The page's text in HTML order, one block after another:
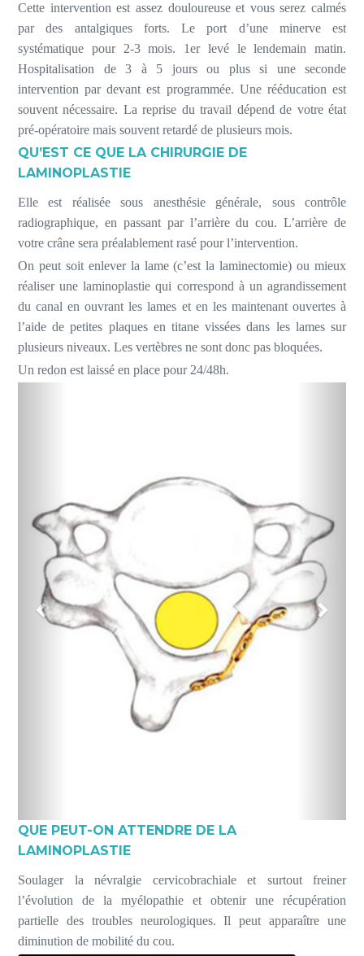
Cette intervention est assez douloureuse et vous serez calmés
par des antalgiques forts. Le port d’une minerve est
systématique pour 2-3 mois. 1er levé le lendemain matin.
Hospitalisation de 3 à 5 jours ou plus si une seconde
intervention par devant est programmée. Une rééducation est
souvent nécessaire. La reprise du travail dépend de votre état
pré-opératoire mais souvent retardé de plusieurs mois.
QU’EST CE QUE LA CHIRURGIE DE
LAMINOPLASTIE
Elle est réalisée sous anesthésie générale, sous contrôle
radiographique, en passant par l’arrière du cou. L’arrière de
votre crâne sera préalablement rasé pour l’intervention.
On peut soit enlever la lame (c’est la laminectomie) ou mieux
réaliser une laminoplastie qui correspond à un agrandissement
du canal en ouvrant les lames et en les maintenant ouvertes à
l’aide de petites plaques en titane vissées dans les lames sur
plusieurs niveaux. Les vertèbres ne sont donc pas bloquées.
Un redon est laissé en place pour 24/48h.
QUE PEUT-ON ATTENDRE DE LA
LAMINOPLASTIE
Soulager la névralgie cervicobrachiale et surtout freiner
l’évolution de la myélopathie et obtenir une récupération
partielle des troubles neurologiques. Il peut apparaître une
diminution de mobilité du cou.